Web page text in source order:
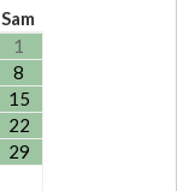
Sam
1
8
15
22
29